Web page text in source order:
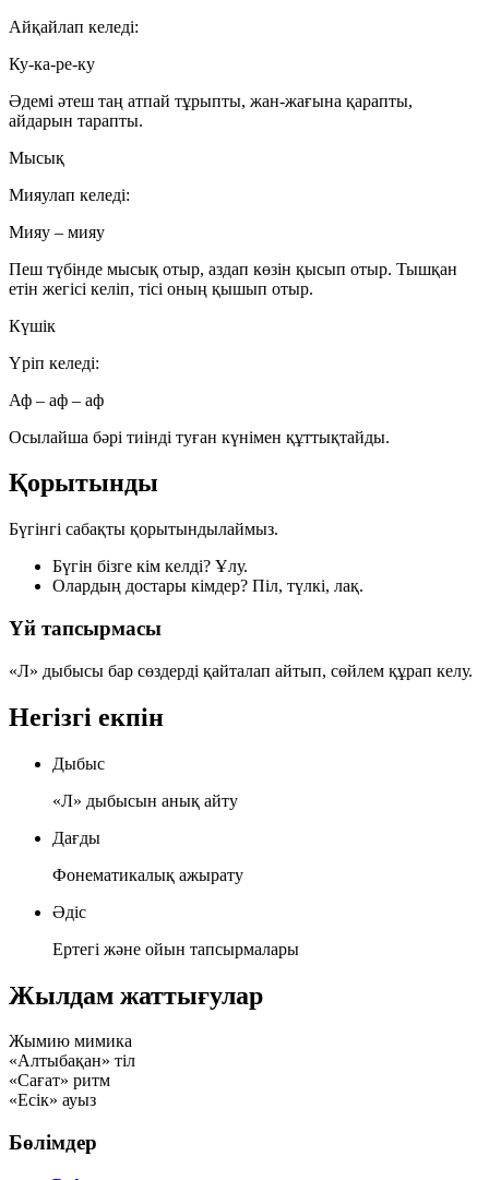
Айқайлап келеді:
Ку-ка-ре-ку
Әдемі әтеш таң атпай тұрыпты, жан-жағына қарапты,
айдарын тарапты.
Мысық
Мияулап келеді:
Мияу – мияу
Пеш түбінде мысық отыр, аздап көзін қысып отыр. Тышқан
етін жегісі келіп, тісі оның қышып отыр.
Күшік
Үріп келеді:
Аф – аф – аф
Осылайша бәрі тиінді туған күнімен құттықтайды.
Қорытынды
Бүгінгі сабақты қорытындылаймыз.
Бүгін бізге кім келді? Ұлу.
Олардың достары кімдер? Піл, түлкі, лақ.
Үй тапсырмасы
«Л» дыбысы бар сөздерді қайталап айтып, сөйлем құрап келу.
Негізгі екпін
Дыбыс
«Л» дыбысын анық айту
Дағды
Фонематикалық ажырату
Әдіс
Ертегі және ойын тапсырмалары
Жылдам жаттығулар
Жымию мимика
«Алтыбақан» тіл
«Сағат» ритм
«Есік» ауыз
Бөлімдер